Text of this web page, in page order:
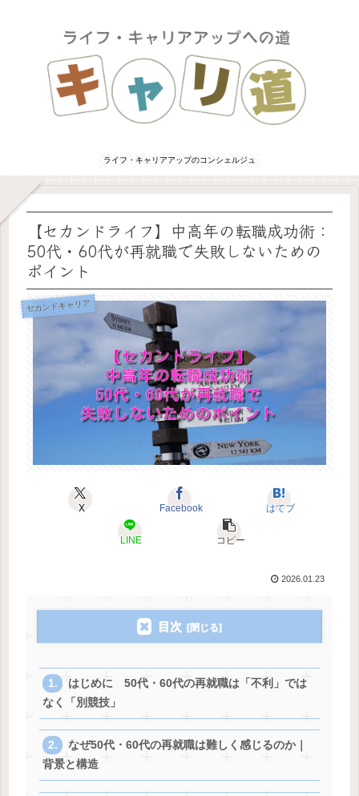
ライフ・キャリアアップのコンシェルジュ
【セカンドライフ】中高年の転職成功術：
50代・60代が再就職で失敗しないための
ポイント
セカンドキャリア
X Facebook はてブ
LINE コピー
2026.01.23
目次
はじめに 50代・60代の再就職は「不利」では
なく「別競技」
なぜ50代・60代の再就職は難しく感じるのか｜
背景と構造